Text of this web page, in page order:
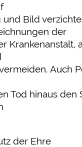
und Bild
der
Krankenanstalt,
Auch
Tod hinaus den
der Ehre